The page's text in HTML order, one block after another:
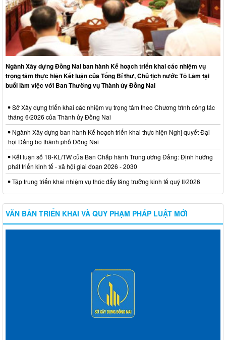
Ngành Xây dựng Đồng Nai ban hành Kế hoạch triển khai các nhiệm vụ
trọng tâm thực hiện Kết luận của Tổng Bí thư, Chủ tịch nước Tô Lâm tại
buổi làm việc với Ban Thường vụ Thành ủy Đồng Nai
Sở Xây dựng triển khai các nhiệm vụ trọng tâm theo Chương trình công tác
tháng 6/2026 của Thành ủy Đồng Nai
Ngành Xây dựng ban hành Kế hoạch triển khai thực hiện Nghị quyết Đại
hội Đảng bộ thành phố Đồng Nai
Kết luận số 18-KL/TW của Ban Chấp hành Trung ương Đảng: Định hướng
phát triển kinh tế - xã hội giai đoạn 2026 - 2030
Tập trung triển khai nhiệm vụ thúc đẩy tăng trưởng kinh tế quý II/2026
VĂN BẢN TRIỂN KHAI VÀ QUY PHẠM PHÁP LUẬT MỚI